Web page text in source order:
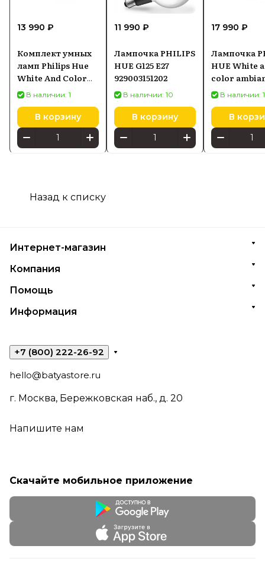
13 990 ₽
Комплект умных
ламп Philips Hue
White And Color
Ambiance E27 BT
1100 ЛМ
(929002468810)
Starter Kit
В наличии: 1
В корзину
11 990 ₽
Лампочка PHILIPS
HUE G125 E27
929003151202
В наличии: 10
В корзину
17 990 ₽
Лампочка
HUE White
color
В наличии:
В
Назад к списку
Интернет-магазин
Компания
Помощь
Информация
+7 (800) 222-26-92
hello@batyastore.ru
г. Москва, Бережковская наб., д. 20
Напишите нам
Скачайте мобильное приложение